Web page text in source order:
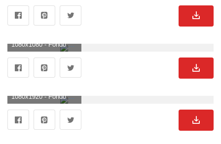
1080x1080 - Fondo de pantalla de 1080x1080. Wallpaper de Miles Morales.
1080x1920 - Fondo de pantalla de 1080x1920. Fondo para móvil de Miles Morales.